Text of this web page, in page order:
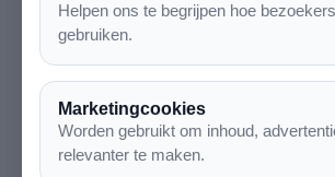
Helpen ons te begrijpen hoe
gebruiken.
Marketingcookies
Worden gebruikt om inhoud,
relevanter te maken.